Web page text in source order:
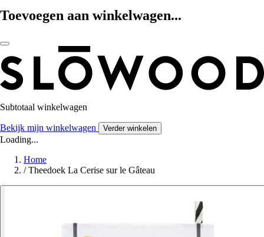
Toevoegen aan winkelwagen...
Subtotaal winkelwagen
Bekijk mijn winkelwagen Verder winkelen
Loading...
Home
/ Theedoek La Cerise sur le Gâteau